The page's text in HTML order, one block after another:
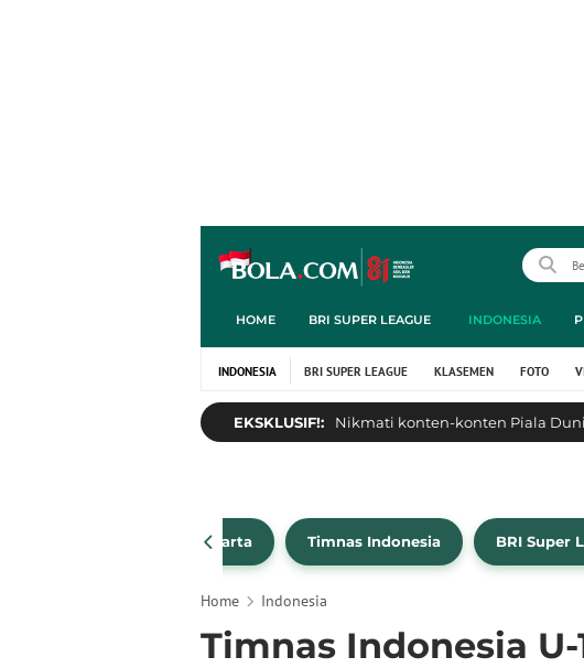
HOME BRI SUPER LEAGUE INDONESIA
INDONESIA BRI SUPER LEAGUE KLASEMEN FOTO
EKSKLUSIF!: Nikmati konten-konten Piala
Persija Jakarta Timnas Indonesia BRI Super
Home Indonesia
Timnas Indonesia U-